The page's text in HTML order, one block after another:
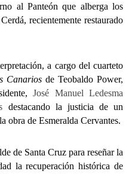
al Panteón que alberga los
recientemente restaurado
a cargo del cuarteto
Canariosde Teobaldo Power,
José Manuel Ledesma
destacando la justicia de un
obra de Esmeralda Cervantes.
Santa Cruz para reseñar la
la recuperación histórica de